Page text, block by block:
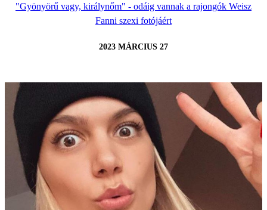
"Gyönyörű vagy, királynőm" - odáig vannak a rajongók Weisz
Fanni szexi fotójáért
2023 MÁRCIUS 27